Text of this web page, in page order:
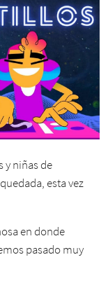
y niñas de
esta vez
en donde
pasado muy